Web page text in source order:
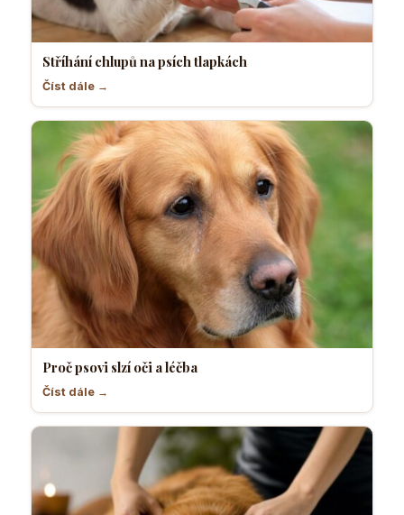
Stříhání chlupů na psích tlapkách
Číst dále →
Proč psovi slzí oči a léčba
Číst dále →